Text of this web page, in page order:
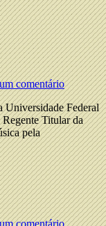
comentário
Universidade Federal
Titular da
pela
comentário